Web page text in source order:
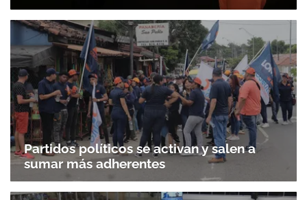
Partidos políticos se activan y salen a
sumar más adherentes